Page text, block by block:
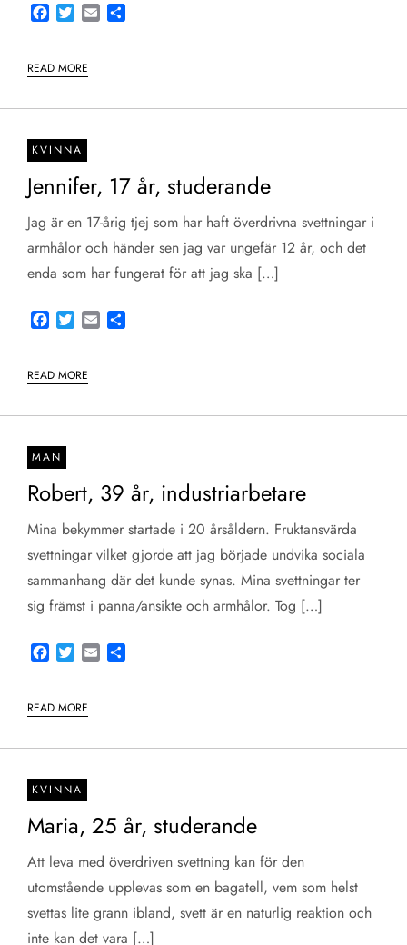
Facebook
TwitterEmail
READ MORE
KVINNA
Jennifer, 17 år, studerande
Jag är en 17-årig tjej som har haft överdrivna svettningar i
armhålor och händer sen jag var ungefär 12 år, och det
enda som har fungerat för att jag ska […]
Facebook
TwitterEmail
READ MORE
MAN
Robert, 39 år, industriarbetare
Mina bekymmer startade i 20 årsåldern. Fruktansvärda
svettningar vilket gjorde att jag började undvika sociala
sammanhang där det kunde synas. Mina svettningar ter
sig främst i panna/ansikte och armhålor. Tog […]
Facebook
TwitterEmail
READ MORE
KVINNA
Maria, 25 år, studerande
Att leva med överdriven svettning kan för den
utomstående upplevas som en bagatell, vem som helst
svettas lite grann ibland, svett är en naturlig reaktion och
inte kan det vara […]